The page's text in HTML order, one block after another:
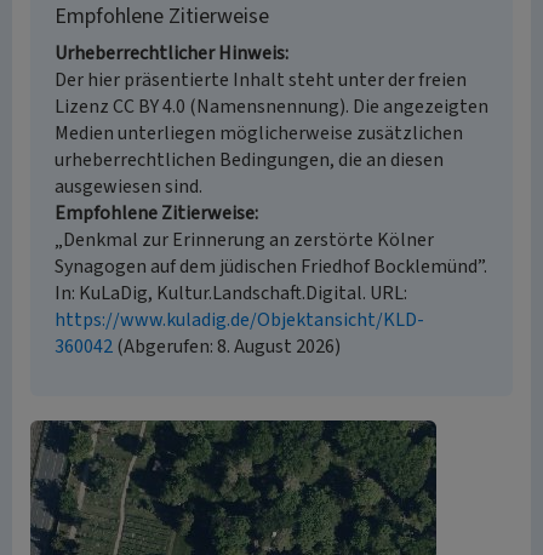
Empfohlene Zitierweise
Urheberrechtlicher Hinweis
Der hier präsentierte Inhalt steht unter der freien
Lizenz CC BY 4.0 (Namensnennung). Die angezeigten
Medien unterliegen möglicherweise zusätzlichen
urheberrechtlichen Bedingungen, die an diesen
ausgewiesen sind.
Empfohlene Zitierweise
„Denkmal zur Erinnerung an zerstörte Kölner
Synagogen auf dem jüdischen Friedhof Bocklemünd”.
In: KuLaDig, Kultur.Landschaft.Digital. URL:
https://www.kuladig.de/Objektansicht/KLD-
360042(Abgerufen: 8. August 2026)